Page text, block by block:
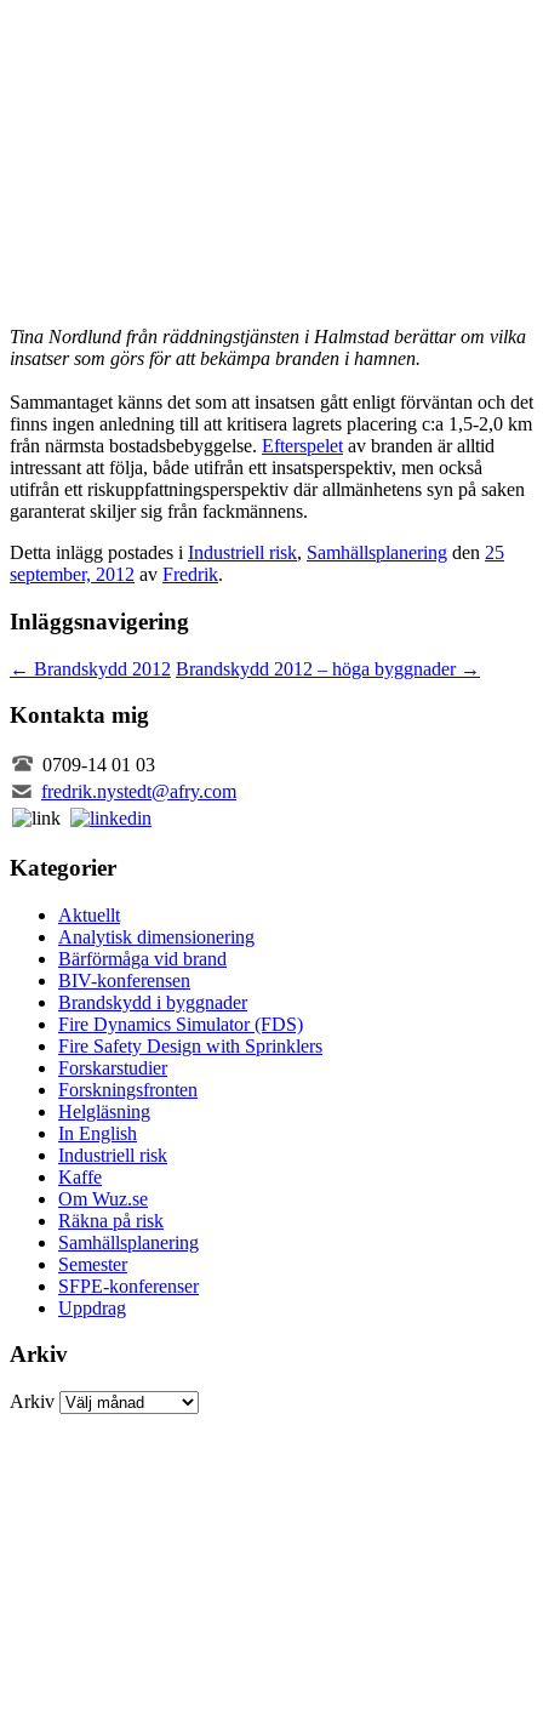
Tina Nordlund från räddningstjänsten i Halmstad berättar om vilka
insatser som görs för att bekämpa branden i hamnen.
Sammantaget känns det som att insatsen gått enligt förväntan och det
finns ingen anledning till att kritisera lagrets placering c:a 1,5-2,0 km
från närmsta bostadsbebyggelse. Efterspelet av branden är alltid
intressant att följa, både utifrån ett insatsperspektiv, men också
utifrån ett riskuppfattningsperspektiv där allmänhetens syn på saken
garanterat skiljer sig från fackmännens.
Detta inlägg postades i Industriell risk, Samhällsplanering den 25
september, 2012 av Fredrik.
Inläggsnavigering
← Brandskydd 2012 Brandskydd 2012 – höga byggnader →
Kontakta mig
0709-14 01 03
fredrik.nystedt@afry.com
Kategorier
Aktuellt
Analytisk dimensionering
Bärförmåga vid brand
BIV-konferensen
Brandskydd i byggnader
Fire Dynamics Simulator (FDS)
Fire Safety Design with Sprinklers
Forskarstudier
Forskningsfronten
Helgläsning
In English
Industriell risk
Kaffe
Om Wuz.se
Räkna på risk
Samhällsplanering
Semester
SFPE-konferenser
Uppdrag
Arkiv
Arkiv